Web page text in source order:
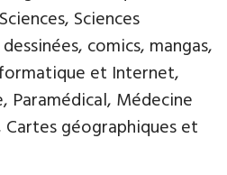
Sciences
comics, mangas,
et Internet,
Paramédical, Médecine
géographiques et